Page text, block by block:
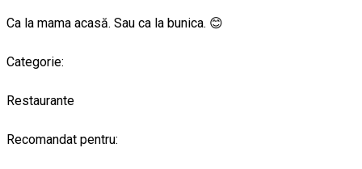
Ca la mama acasă. Sau ca la bunica. 😊
Categorie:
Restaurante
Recomandat pentru: